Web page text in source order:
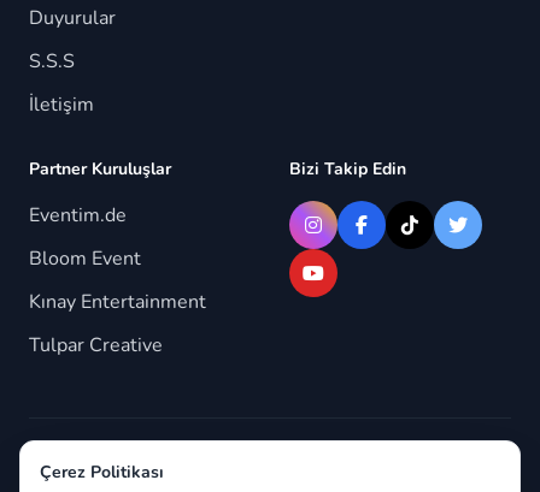
Çerez Politikası
Duyurular
S.S.S
İletişim
Partner Kuruluşlar
Eventim.de
Bloom Event
Kınay Entertainment
Tulpar Creative
Bizi Takip Edin